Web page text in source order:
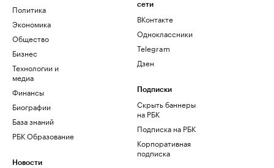
Политика
Экономика
Общество
Бизнес
Технологии и
медиа
Финансы
Биографии
База знаний
РБК Образование
Новости
сети
ВКонтакте
Одноклассники
Telegram
Дзен
Подписки
Скрыть баннеры
на РБК
Подписка на РБК
Корпоративная
подписка